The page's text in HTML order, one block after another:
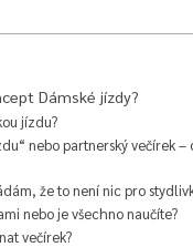
Dámské jízdy?
jízdu?
nebo partnerský večírek –
že to není nic pro
nebo je všechno naučíte?
večírek?